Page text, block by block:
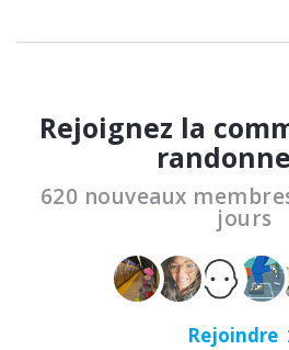
Rejoignez la
620 nouveaux
jours
Rejoindre